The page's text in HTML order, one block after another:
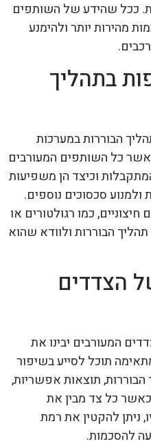
ככל שהידע של השותפים
מהירות יותר ולהימנע
בתהליך
הבוררות במערכות
כל השותפים המעורבים
וכיצד הן משפיעות
סכסוכים נוספים.
כמו רגולטורים או
הבוררות ולוודא שהוא
הצדדים
המעורבים יבינו את
תוכל לסייע בשיפור
תוצאות אפשריות,
כל צד מבין את
ניתן להקטין את רמת
להסכמות.